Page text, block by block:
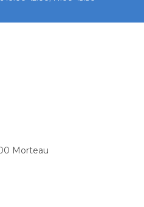
Morteau